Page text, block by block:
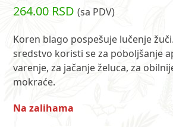
Ocenjeno
5.00od 5 na
2
ocene kupca
264.00 RSD (sa PDV)
Koren blago pospešuje lučenje
sredstvo koristi se za poboljšanje
varenje, za jačanje želuca, za
mokraće.
Na zalihama